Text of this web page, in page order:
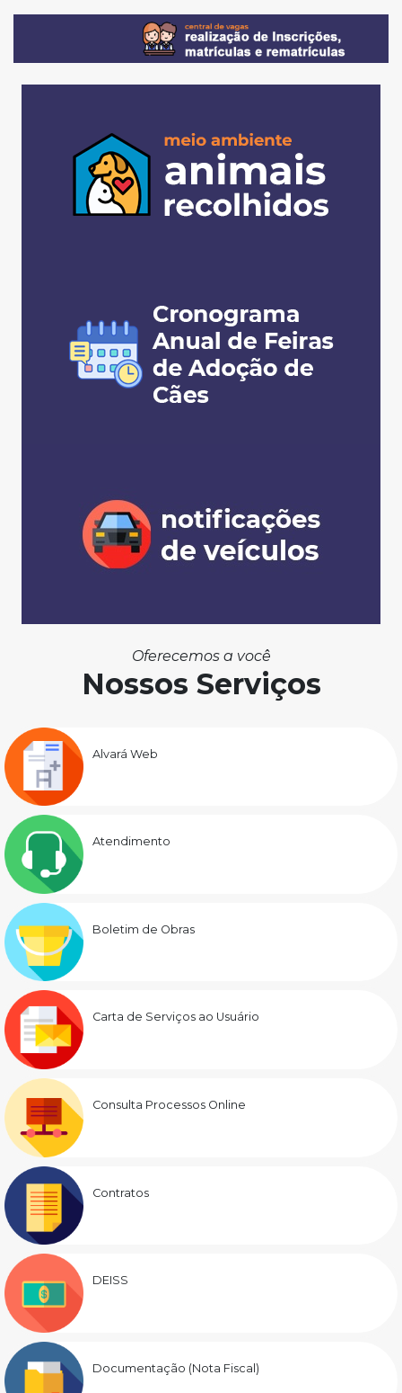
Oferecemos a você
Nossos Serviços
Alvará Web
Atendimento
Boletim de Obras
Carta de Serviços ao Usuário
Consulta Processos Online
Contratos
DEISS
Documentação (Nota Fiscal)